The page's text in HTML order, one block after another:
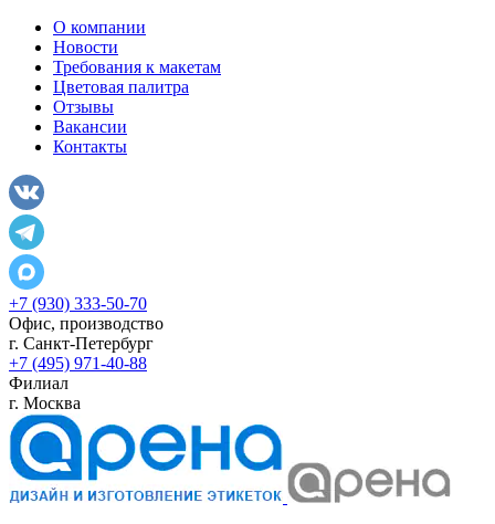
О компании
Новости
Требования к макетам
Цветовая палитра
Отзывы
Вакансии
Контакты
+7 (930) 333-50-70
Офис, производство
г. Санкт-Петербург
+7 (495) 971-40-88
Филиал
г. Москва